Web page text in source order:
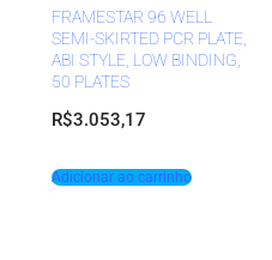
FRAMESTAR 96 WELL
SEMI-SKIRTED PCR PLATE,
ABI STYLE, LOW BINDING,
50 PLATES
R$3.053,17
Adicionar ao carrinho